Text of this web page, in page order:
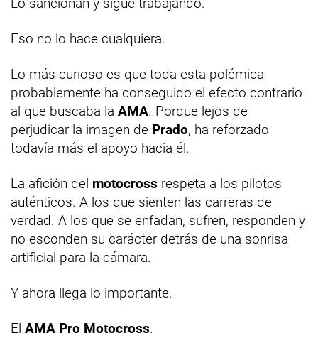
Lo sancionan y sigue trabajando.
Eso no lo hace cualquiera.
Lo más curioso es que toda esta polémica
probablemente ha conseguido el efecto contrario
al que buscaba la AMA. Porque lejos de
perjudicar la imagen de Prado, ha reforzado
todavía más el apoyo hacia él.
La afición del motocross respeta a los pilotos
auténticos. A los que sienten las carreras de
verdad. A los que se enfadan, sufren, responden y
no esconden su carácter detrás de una sonrisa
artificial para la cámara.
Y ahora llega lo importante.
El AMA Pro Motocross.